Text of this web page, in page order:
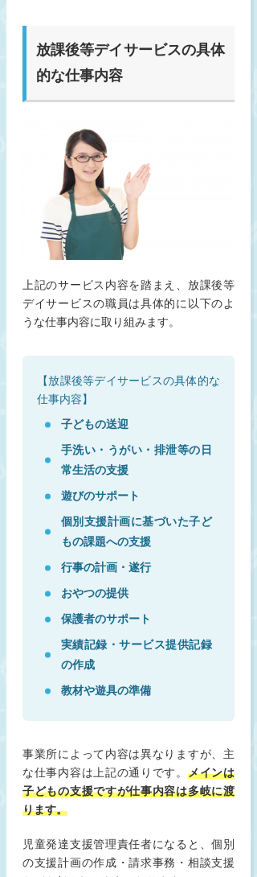
放課後等デイサービスの具体
的な仕事内容
上記のサービス内容を踏まえ、放課後等
デイサービスの職員は具体的に以下のよ
うな仕事内容に取り組みます。
【放課後等デイサービスの具体的な
仕事内容】
子どもの送迎
手洗い・うがい・排泄等の日
常生活の支援
遊びのサポート
個別支援計画に基づいた子ど
もの課題への支援
行事の計画・遂行
おやつの提供
保護者のサポート
実績記録・サービス提供記録
の作成
教材や遊具の準備
事業所によって内容は異なりますが、主
な仕事内容は上記の通りです。 メインは
子どもの支援ですが仕事内容は多岐に渡
ります。
児童発達支援管理責任者になると、個別
の支援計画の作成・請求事務・相談支援